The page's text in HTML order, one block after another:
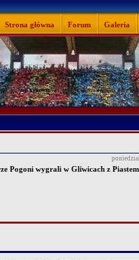
Strona główna Forum Galeria
Pogoni wygrali w Gliwicach z